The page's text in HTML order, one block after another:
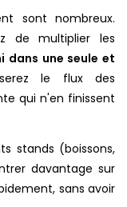
sont nombreux.
de multiplier les
dans une seule et
le flux des
qui n'en finissent
stands (boissons,
davantage sur
sans avoir